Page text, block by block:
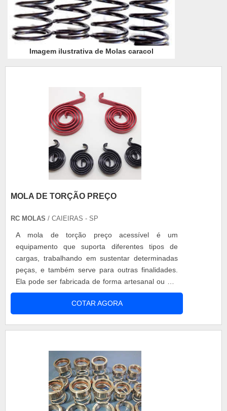
Imagem ilustrativa de Molas caracol
MOLA DE TORÇÃO PREÇO
RC MOLAS / CAIEIRAS - SP
A mola de torção preço acessível é um
equipamento que suporta diferentes tipos de
cargas, trabalhando em sustentar determinadas
peças, e também serve para outras finalidades.
Ela pode ser fabricada de forma artesanal ou por
máquinas automáticas e semi-automáticas, ela
deve ser adquirida por empresas de renome e
sólida experiência no segmento, pois, o preço
COTAR AGORA